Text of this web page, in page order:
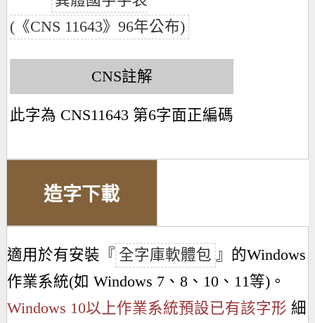
(《CNS 11643》96年公布)
CNS註解
此字為 CNS11643 第6字面正編碼
造字下載
適用於有安裝『 全字庫軟體包 』的Windows
作業系統(如 Windows 7、8、10、11等)。
Windows 10以上作業系統預設已有該字形 細